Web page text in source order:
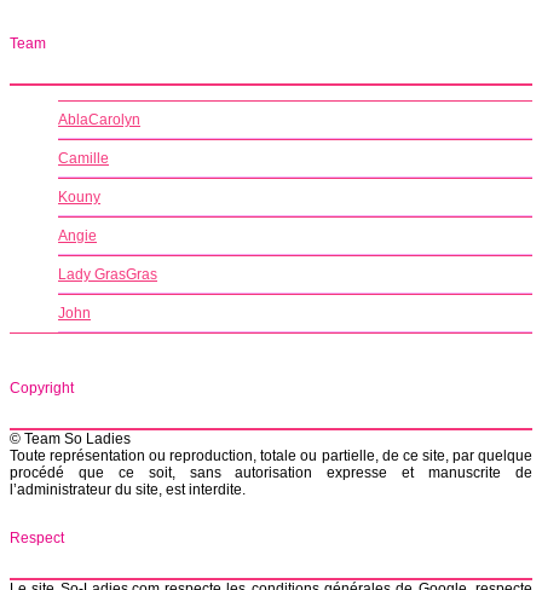
Team
AblaCarolyn
Camille
Kouny
Angie
Lady GrasGras
John
Copyright
© Team So Ladies
Toute représentation ou reproduction, totale ou partielle, de ce site, par quelque
procédé que ce soit, sans autorisation expresse et manuscrite de
l’administrateur du site, est interdite.
Respect